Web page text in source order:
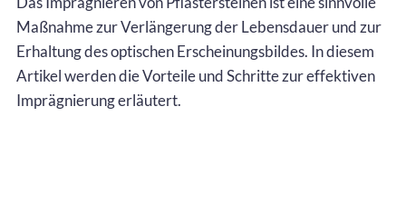
Maßnahme zur Verlängerung der Lebensdauer und zur
Erhaltung des optischen Erscheinungsbildes. In diesem
Artikel werden die Vorteile und Schritte zur effektiven
Imprägnierung erläutert.